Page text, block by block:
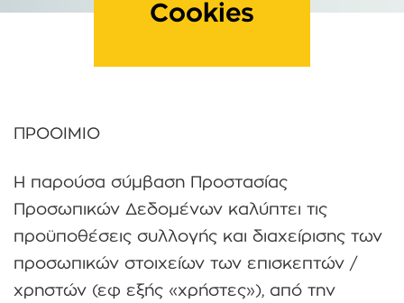
Cookies
ΠΡΟΟΙΜΙΟ
Η παρούσα σύμβαση Προστασίας
Προσωπικών Δεδομένων καλύπτει τις
προϋποθέσεις συλλογής και διαχείρισης των
προσωπικών στοιχείων των επισκεπτών /
χρηστών (εφ εξής «χρήστες»), από την